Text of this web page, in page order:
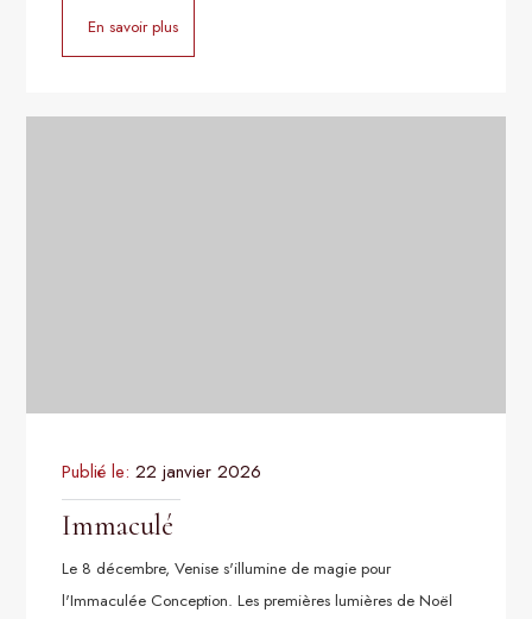
En savoir plus
Publié le: 22 janvier 2026
Immaculé
Le 8 décembre, Venise s'illumine de magie pour
l'Immaculée Conception. Les premières lumières de Noël